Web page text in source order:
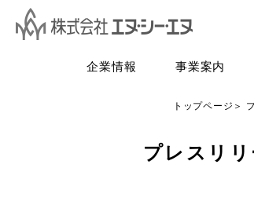
企業情報 事業案内
トップページ
プレスリリ